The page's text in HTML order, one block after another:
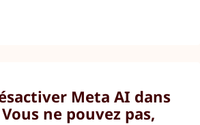
Meta AI dans
ne pouvez pas,